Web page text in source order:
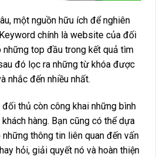
một nguồn hữu ích để nghiên
chính là website của đối
những top đầu trong kết quả tìm
đó lọc ra những từ khóa được
nhắc đến nhiều nhất.
thủ còn công khai những bình
hàng. Bạn cũng có thể dựa
thông tin liên quan đến vấn
hỏi, giải quyết nó và hoàn thiện